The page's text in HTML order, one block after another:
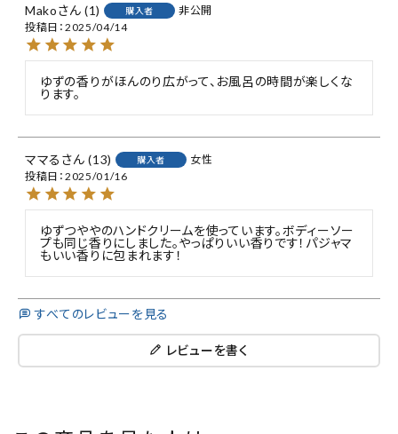
Mako
1 購入者
非公開
投稿日 2025/04/14
ゆずの香りがほんのり広がって、お風呂の時間が楽しくな
ります。
ママる 13 購入者
女性
投稿日 2025/01/16
ゆずつややのハンドクリームを使っています。ボディーソー
プも同じ香りにしました。やっぱりいい香りです！パジャマ
もいい香りに包まれます！
すべてのレビューを見る
レビューを書く